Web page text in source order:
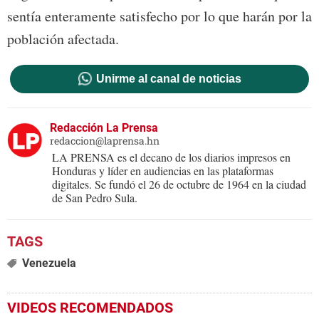
sentía enteramente satisfecho por lo que harán por la
población afectada.
Unirme al canal de noticias
Redacción La Prensa
redaccion@laprensa.hn
LA PRENSA es el decano de los diarios impresos en
Honduras y líder en audiencias en las plataformas
digitales. Se fundó el 26 de octubre de 1964 en la ciudad
de San Pedro Sula.
Venezuela
VIDEOS RECOMENDADOS